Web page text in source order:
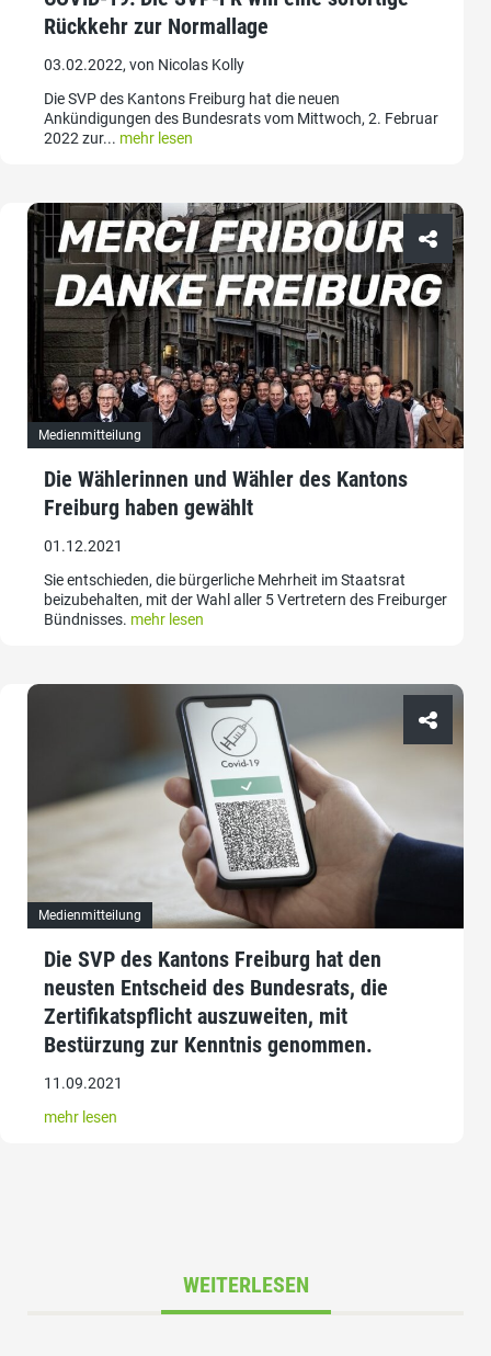
Rückkehr zur Normallage
03.02.2022, von Nicolas Kolly
Die SVP des Kantons Freiburg hat die neuen
Ankündigungen des Bundesrats vom Mittwoch, 2. Februar
2022 zur... mehr lesen
Medienmitteilung
Die Wählerinnen und Wähler des Kantons
Freiburg haben gewählt
01.12.2021
Sie entschieden, die bürgerliche Mehrheit im Staatsrat
beizubehalten, mit der Wahl aller 5 Vertretern des Freiburger
Bündnisses. mehr lesen
Medienmitteilung
Die SVP des Kantons Freiburg hat den
neusten Entscheid des Bundesrats, die
Zertifikatspflicht auszuweiten, mit
Bestürzung zur Kenntnis genommen.
11.09.2021
mehr lesen
WEITERLESEN